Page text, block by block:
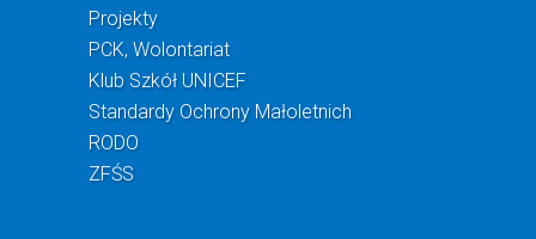
Projekty
PCK, Wolontariat
Klub Szkół UNICEF
Standardy Ochrony Małoletnich
RODO
ZFŚS